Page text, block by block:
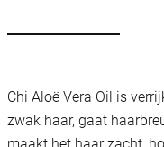
Chi Aloë Vera Oil is
zwak haar, gaat